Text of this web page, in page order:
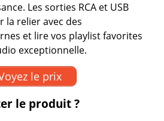
Les sorties RCA et USB
la relier avec des
et lire vos playlist favorites
exceptionnelle.
le prix
le produit ?